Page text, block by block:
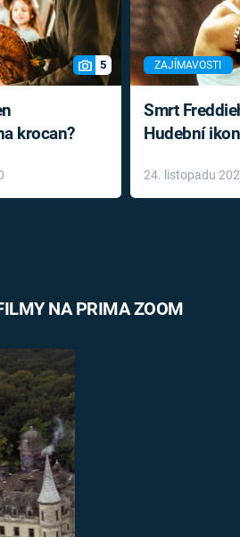
5
krocan?
ZAJÍMAVOSTI
Smrt
Hudební
léky
24. listopadu
NA PRIMA ZOOM